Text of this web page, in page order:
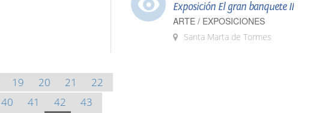
19 20 21
22
40 41 42
43
Exposición El gran banquete II
ARTE / EXPOSICIONES
Santa Marta de Tormes